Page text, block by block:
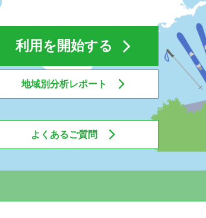
利用を開始する
地域別分析レポート
よくあるご質問